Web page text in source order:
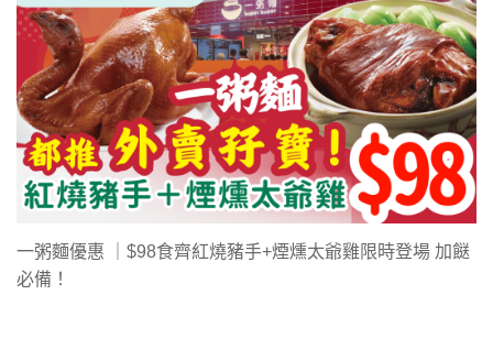
一粥麵優惠 ｜$98食齊紅燒豬手+煙燻太爺雞限時登場 加餸
必備！